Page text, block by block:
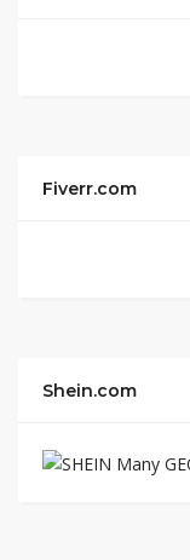
Fiverr.com
Shein.com